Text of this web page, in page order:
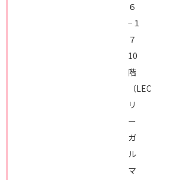
６
−１
７
10
階
（LEC
リ
ー
ガ
ル
マ